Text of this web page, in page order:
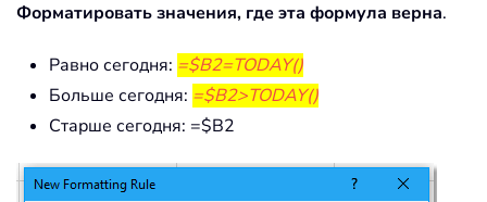
Форматировать значения, где эта формула верна.
Равно сегодня: =$B2=TODAY()
Больше сегодня: =$B2>TODAY()
Старше сегодня: =$B2